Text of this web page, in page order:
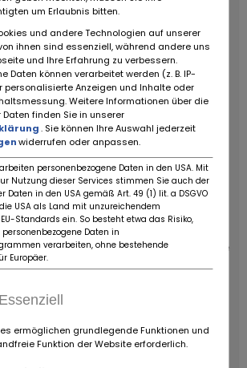
tagliando completo
e cambio, kit Holley
MSD, sostituito tutti i tubi e
come si evince dalla foto del
ricaricata, batteria nuova,
4 ruote motrici inseribili sono
un trattamento di detailing con
al mondo!!!
iscritta ASI e CRS, unico
Carfax completo (proveniente
con conta km in km/h), completa
tutta originale, prima vernice,
fatto un tagliando scrupoloso
affidabile ed utilizzabile, sono
tagliando completo
um Erlaubnis bitten.
und andere Technologien auf unserer
ihnen sind essenziell, während andere uns
und Ihre Erfahrung zu verbessern.
Daten können verarbeitet werden (z. B. IP-
personalisierte Anzeigen und Inhalte oder
Weitere Informationen über die
finden Sie in unserer
. Sie können Ihre Auswahl jederzeit
widerrufen oder anpassen.
personenbezogene Daten in den USA. Mit
Nutzung dieser Services stimmen Sie auch der
Daten in den USA gemäß Art. 49 (1) lit. a DSGVO
USA als Land mit unzureichendem
Standards ein. So besteht etwa das Risiko,
Daten in
verarbeiten, ohne bestehende
Europäer.
Essenziell
ermöglichen grundlegende Funktionen und
Funktion der Website erforderlich.